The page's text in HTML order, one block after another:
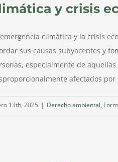
y crisis
climática y la crisis
sus causas subyacentes y
especialmente de
afectados por
13th, 2025 | Derecho ambiental,